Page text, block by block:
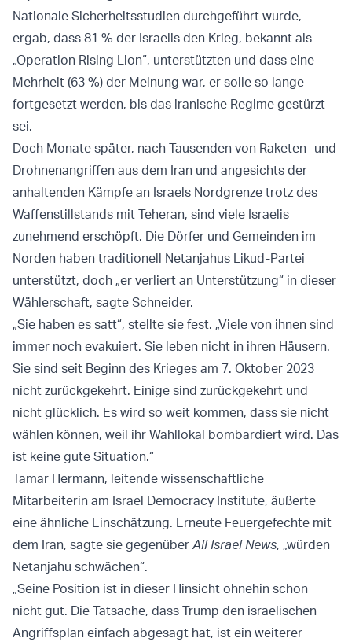
Nationale Sicherheitsstudien durchgeführt wurde,
ergab, dass 81 % der Israelis den Krieg, bekannt als
„Operation Rising Lion“, unterstützten und dass eine
Mehrheit (63 %) der Meinung war, er solle so lange
fortgesetzt werden, bis das iranische Regime gestürzt
sei.
Doch Monate später, nach Tausenden von Raketen- und
Drohnenangriffen aus dem Iran und angesichts der
anhaltenden Kämpfe an Israels Nordgrenze trotz des
Waffenstillstands mit Teheran, sind viele Israelis
zunehmend erschöpft. Die Dörfer und Gemeinden im
Norden haben traditionell Netanjahus Likud-Partei
unterstützt, doch „er verliert an Unterstützung“ in dieser
Wählerschaft, sagte Schneider.
„Sie haben es satt“, stellte sie fest. „Viele von ihnen sind
immer noch evakuiert. Sie leben nicht in ihren Häusern.
Sie sind seit Beginn des Krieges am 7. Oktober 2023
nicht zurückgekehrt. Einige sind zurückgekehrt und
nicht glücklich. Es wird so weit kommen, dass sie nicht
wählen können, weil ihr Wahllokal bombardiert wird. Das
ist keine gute Situation.“
Tamar Hermann, leitende wissenschaftliche
Mitarbeiterin am Israel Democracy Institute, äußerte
eine ähnliche Einschätzung. Erneute Feuergefechte mit
dem Iran, sagte sie gegenüberAll Israel News, „würden
Netanjahu schwächen“.
„Seine Position ist in dieser Hinsicht ohnehin schon
nicht gut. Die Tatsache, dass Trump den israelischen
Angriffsplan einfach abgesagt hat, ist ein weiterer